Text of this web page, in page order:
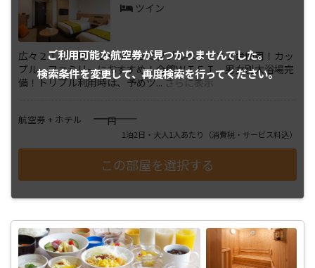
ご利用可能な航空券が見つかりませんでした。
検索条件を変更して、再度検索を行ってください。
ツイン
広々２１㎡！幅１２０㎝のセミダブルベッド×２台使用！カッ
プル、ファミリーにおすすめ！全館ＷＩＦＩ、男女別大浴場完
備！トリプル利用時は、予めツ...さらに表示
航空券 + ホテル ――――円
1泊2日・大人1人あたり （消費税・サービス料込）